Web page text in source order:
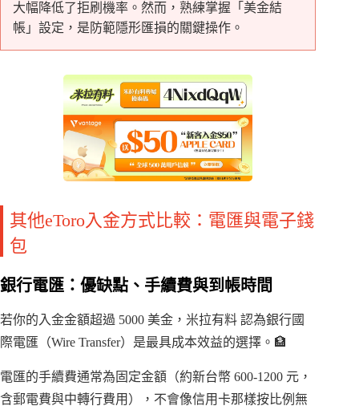
大幅降低了拒刷機率。然而，熟練掌握「美金結
帳」設定，是防範隱形匯損的關鍵操作。
其他eToro入金方式比較：電匯與電子錢
包
銀行電匯：優缺點、手續費與到帳時間
若你的入金金額超過 5000 美金，米拉有料 認為銀行國
際電匯（Wire Transfer）是最具成本效益的選擇。🏦
電匯的手續費通常為固定金額（約新台幣 600-1200 元，
含郵電費與中轉行費用），不會像信用卡那樣按比例無